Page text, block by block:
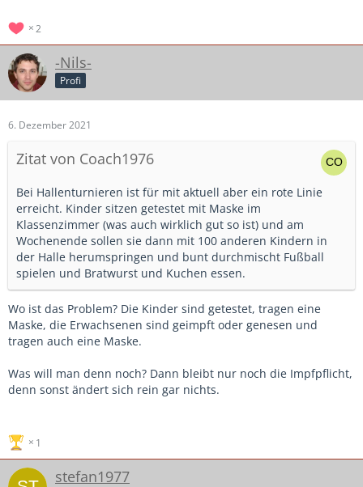
2
-Nils-
Profi
6. Dezember 2021
Zitat von Coach1976
Bei Hallenturnieren ist für mit aktuell aber ein rote Linie
erreicht. Kinder sitzen getestet mit Maske im
Klassenzimmer (was auch wirklich gut so ist) und am
Wochenende sollen sie dann mit 100 anderen Kindern in
der Halle herumspringen und bunt durchmischt Fußball
spielen und Bratwurst und Kuchen essen.
Wo ist das Problem? Die Kinder sind getestet, tragen eine
Maske, die Erwachsenen sind geimpft oder genesen und
tragen auch eine Maske.
Was will man denn noch? Dann bleibt nur noch die Impfpflicht,
denn sonst ändert sich rein gar nichts.
1
stefan1977